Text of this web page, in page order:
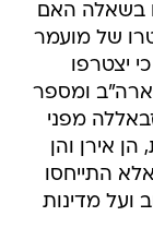
בשאלה האם
של מועמר
יצטרפו
ארה"ב ומספר
מפני
אירן והן
התייחסו
ועל מדינות